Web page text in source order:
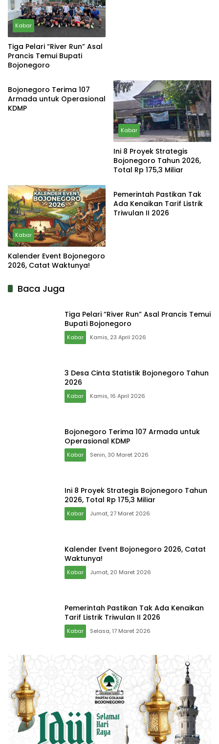
Kabar
Tiga Pelari “River Run” Asal
Prancis Temui Bupati
Bojonegoro
Kabar
Bojonegoro Terima 107
Armada untuk Operasional
KDMP
Kabar
Ini 8 Proyek Strategis
Bojonegoro Tahun 2026,
Total Rp 175,3 Miliar
Kabar
Kalender Event Bojonegoro
2026, Catat Waktunya!
Kabar
Pemerintah Pastikan Tak
Ada Kenaikan Tarif Listrik
Triwulan II 2026
Baca Juga
Tiga Pelari “River Run” Asal Prancis Temui
Bupati Bojonegoro
Kabar Kamis, 23 April 2026
3 Desa Cinta Statistik Bojonegoro Tahun
2026
Kabar Kamis, 16 April 2026
Bojonegoro Terima 107 Armada untuk
Operasional KDMP
Kabar Senin, 30 Maret 2026
Ini 8 Proyek Strategis Bojonegoro Tahun
2026, Total Rp 175,3 Miliar
Kabar Jumat, 27 Maret 2026
Kalender Event Bojonegoro 2026, Catat
Waktunya!
Kabar Jumat, 20 Maret 2026
Pemerintah Pastikan Tak Ada Kenaikan
Tarif Listrik Triwulan II 2026
Kabar Selasa, 17 Maret 2026